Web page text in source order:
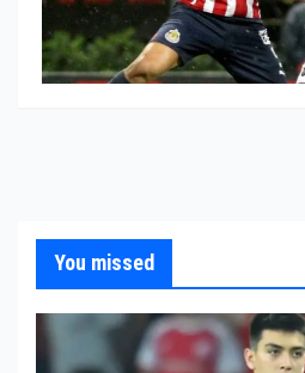
You missed